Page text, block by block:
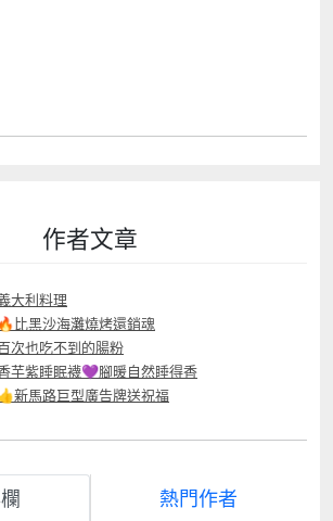
作者文章
大利料理
比黑沙海灘燒烤還銷魂
次也吃不到的腸粉
芋紫睡眠襪💜腳暖自然睡得香
新馬路巨型廣告牌送祝福
熱門作者